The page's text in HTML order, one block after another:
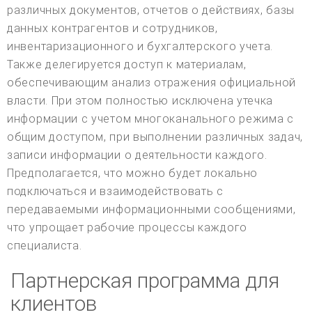
различных документов, отчетов о действиях, базы
данных контрагентов и сотрудников,
инвентаризационного и бухгалтерского учета.
Также делегируется доступ к материалам,
обеспечивающим анализ отражения официальной
власти. При этом полностью исключена утечка
информации с учетом многоканального режима с
общим доступом, при выполнении различных задач,
записи информации о деятельности каждого.
Предполагается, что можно будет локально
подключаться и взаимодействовать с
передаваемыми информационными сообщениями,
что упрощает рабочие процессы каждого
специалиста.
Партнерская программа для
клиентов